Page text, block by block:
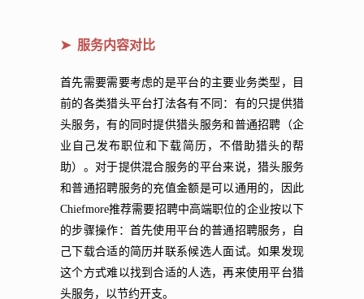
➤ 服务内容对比
首先需要需要考虑的是平台的主要业务类型，目
前的各类猎头平台打法各有不同：有的只提供猎
头服务，有的同时提供猎头服务和普通招聘（企
业自己发布职位和下载简历，不借助猎头的帮
助）。对于提供混合服务的平台来说，猎头服务
和普通招聘服务的充值金额是可以通用的，因此
Chiefmore推荐需要招聘中高端职位的企业按以下
的步骤操作：首先使用平台的普通招聘服务，自
己下载合适的简历并联系候选人面试。如果发现
这个方式难以找到合适的人选，再来使用平台猎
头服务，以节约开支。